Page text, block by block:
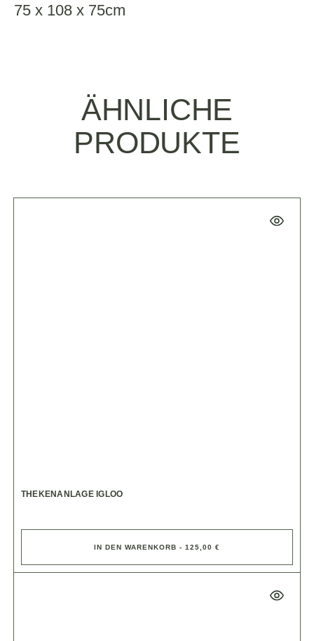
75 x 108 x 75cm
ÄHNLICHE
PRODUKTE
THEKENANLAGE IGLOO
IN DEN WARENKORB - 125,00 €